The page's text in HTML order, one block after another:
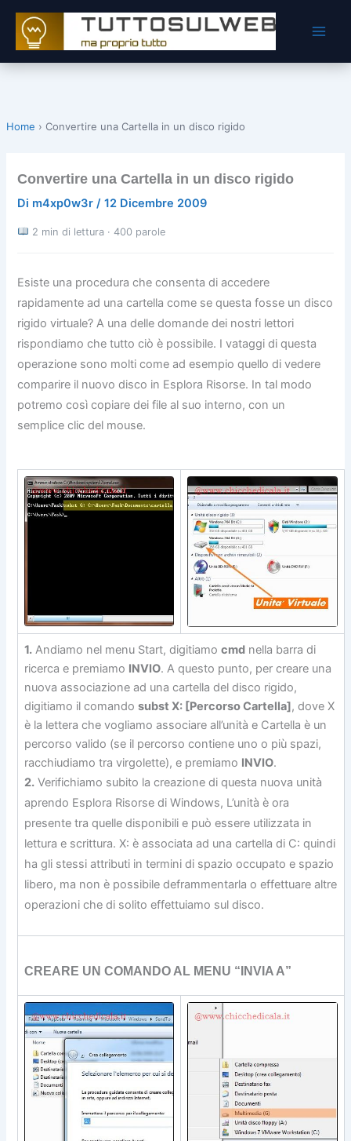
contenuto
Home › Convertire una Cartella in un disco rigido
Convertire una Cartella in un disco rigido
Di m4xp0w3r/12 Dicembre 2009
2 min di lettura · 400 parole
Esiste una procedura che consenta di accedere
rapidamente ad una cartella come se questa fosse un disco
rigido virtuale? A una delle domande dei nostri lettori
rispondiamo che tutto ciò è possibile. I vataggi di questa
operazione sono molti come ad esempio quello di vedere
comparire il nuovo disco in Esplora Risorse. In tal modo
potremo così copiare dei file al suo interno, con un
semplice clic del mouse.
1. Andiamo nel menu Start, digitiamocmd nella barra di
ricerca e premiamo INVIO. A questo punto, per creare una
nuova associazione ad una cartella del disco rigido,
digitiamo il comandosubst X: [Percorso Cartella], dove X
è la lettera che vogliamo associare all’unità e Cartella è un
percorso valido (se il percorso contiene uno o più spazi,
racchiudiamo tra virgolette), e premiamo INVIO.
2. Verifichiamo subito la creazione di questa nuova unità
aprendo Esplora Risorse di Windows, L’unità è ora
presente tra quelle disponibili e può essere utilizzata in
lettura e scrittura. X: è associata ad una cartella di C: quindi
ha gli stessi attributi in termini di spazio occupato e spazio
libero, ma non è possibile deframmentarla o effettuare altre
operazioni che di solito effettuiamo sul disco.
CREARE UN COMANDO AL MENU “INVIA A”